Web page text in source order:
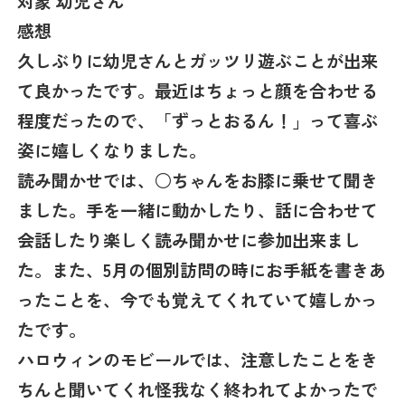
感想
久しぶりに幼児さんとガッツリ遊ぶことが出来
て良かったです。最近はちょっと顔を合わせる
程度だったので、「ずっとおるん！」って喜ぶ
姿に嬉しくなりました。
読み聞かせでは、○ちゃんをお膝に乗せて聞き
ました。手を一緒に動かしたり、話に合わせて
会話したり楽しく読み聞かせに参加出来まし
た。また、5月の個別訪問の時にお手紙を書きあ
ったことを、今でも覚えてくれていて嬉しかっ
たです。
ハロウィンのモビールでは、注意したことをき
ちんと聞いてくれ怪我なく終われてよかったで